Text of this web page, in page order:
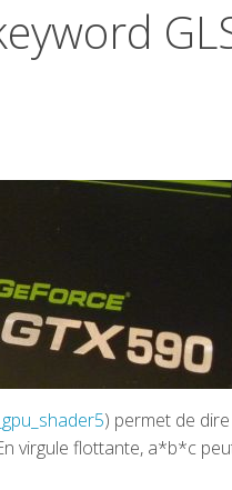
) permet de
virgule flottante, a*b*c